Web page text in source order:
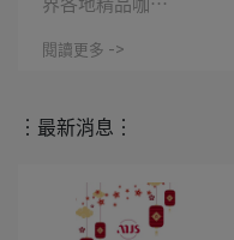
閱讀更多 ->
︙最新消息︙